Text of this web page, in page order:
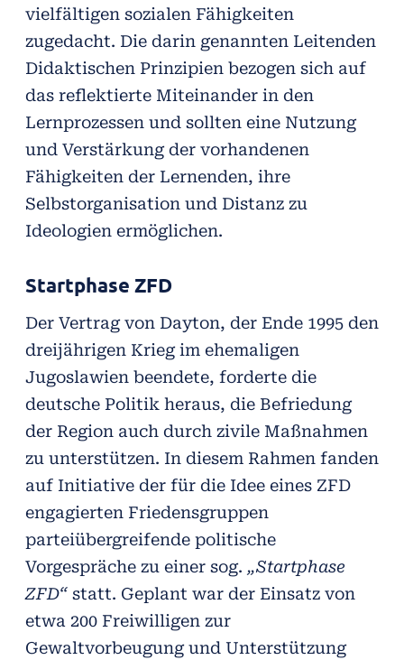
vielfältigen sozialen Fähigkeiten
zugedacht. Die darin genannten Leitenden
Didaktischen Prinzipien bezogen sich auf
das reflektierte Miteinander in den
Lernprozessen und sollten eine Nutzung
und Verstärkung der vorhandenen
Fähigkeiten der Lernenden, ihre
Selbstorganisation und Distanz zu
Ideologien ermöglichen.
Startphase ZFD
Der Vertrag von Dayton, der Ende 1995 den
dreijährigen Krieg im ehemaligen
Jugoslawien beendete, forderte die
deutsche Politik heraus, die Befriedung
der Region auch durch zivile Maßnahmen
zu unterstützen. In diesem Rahmen fanden
auf Initiative der für die Idee eines ZFD
engagierten Friedensgruppen
parteiübergreifende politische
Vorgespräche zu einer sog. „Startphase
ZFD“statt. Geplant war der Einsatz von
etwa 200 Freiwilligen zur
Gewaltvorbeugung und Unterstützung